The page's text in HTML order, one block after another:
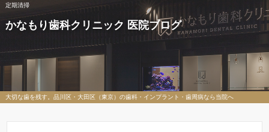
定期清掃
かなもり歯科クリニック 医院ブログ
大切な歯を残す。品川区・大田区（東京）の歯科・インプラント・歯周病なら当院へ